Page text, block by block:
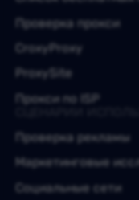
Проверка прокси
CroxyProxy
ProxySite
Прокси по ISP
Проверка рекламы
Маркетинговые
Социальные сети